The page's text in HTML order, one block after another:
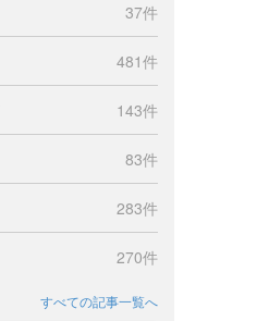
37件
481件
143件
83件
283件
270件
すべての記事一覧へ